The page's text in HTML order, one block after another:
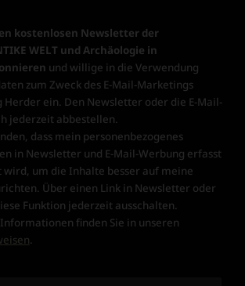
kostenlosen Newsletter der
WELT und Archäologie in
und willige in die Verwendung
zum Zweck des E-Mail-Marketings
Herder ein. Den Newsletter oder die E-Mail-
jederzeit abbestellen.
dass mein personenbezogenes
in Newsletter und E-Mail-Werbung erfasst
wird, um die Inhalte besser auf meine
Über einen Link in Newsletter oder
Funktion jederzeit ausschalten.
finden Sie in unseren
.